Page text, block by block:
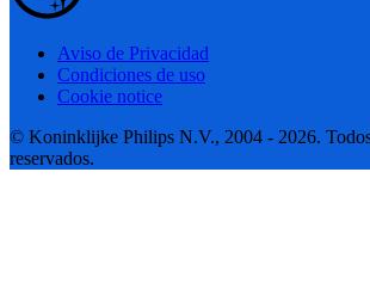
Aviso de Privacidad
Condiciones de uso
Cookie notice
© Koninklijke Philips N.V., 2004 - 2026.
reservados.